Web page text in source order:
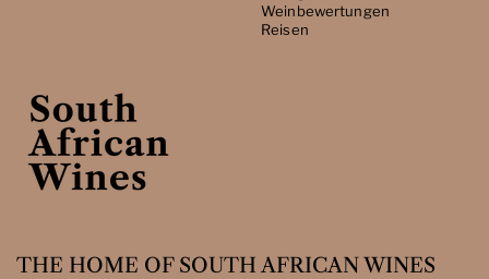
Weinbewertungen
Reisen
THE HOME OF SOUTH AFRICAN WINES